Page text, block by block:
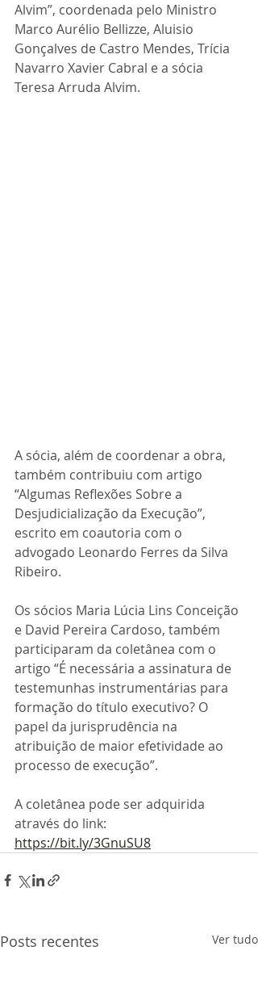
Alvim”, coordenada pelo Ministro
Marco Aurélio Bellizze, Aluisio
Gonçalves de Castro Mendes, Trícia
Navarro Xavier Cabral e a sócia
Teresa Arruda Alvim.
A sócia, além de coordenar a obra,
também contribuiu com artigo
“Algumas Reflexões Sobre a
Desjudicialização da Execução”,
escrito em coautoria com o
advogado Leonardo Ferres da Silva
Ribeiro.
Os sócios Maria Lúcia Lins Conceição
e David Pereira Cardoso, também
participaram da coletânea com o
artigo “É necessária a assinatura de
testemunhas instrumentárias para
formação do título executivo? O
papel da jurisprudência na
atribuição de maior efetividade ao
processo de execução”.
A coletânea pode ser adquirida
através do link:
https://bit.ly/3GnuSU8
Posts recentes Ver tudo